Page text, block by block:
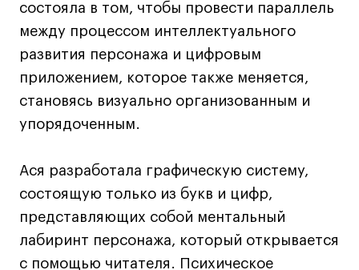
Партнеры
Связи с индустрией
Вакансии
Контакты
Поступающим
Условия поступления
Стоимость обучения
Иностранным студентам
График учебного года
Вопросы и ответы
состояла в том, чтобы провести параллель
между процессом интеллектуального
развития персонажа и цифровым
приложением, которое также меняется,
становясь визуально организованным и
упорядоченным.
Ася разработала графическую систему,
состоящую только из букв и цифр,
представляющих собой ментальный
лабиринт персонажа, который открывается
с помощью читателя. Психическое